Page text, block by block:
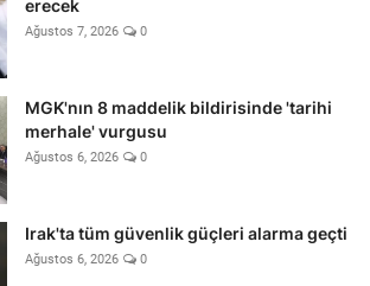
erecek
Ağustos 7, 2026 0
MGK'nın 8 maddelik bildirisinde 'tarihi
merhale' vurgusu
Ağustos 6, 2026 0
Irak'ta tüm güvenlik güçleri alarma geçti
Ağustos 6, 2026 0